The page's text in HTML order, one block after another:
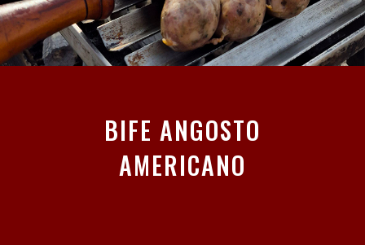
BIFE ANGOSTO
AMERICANO